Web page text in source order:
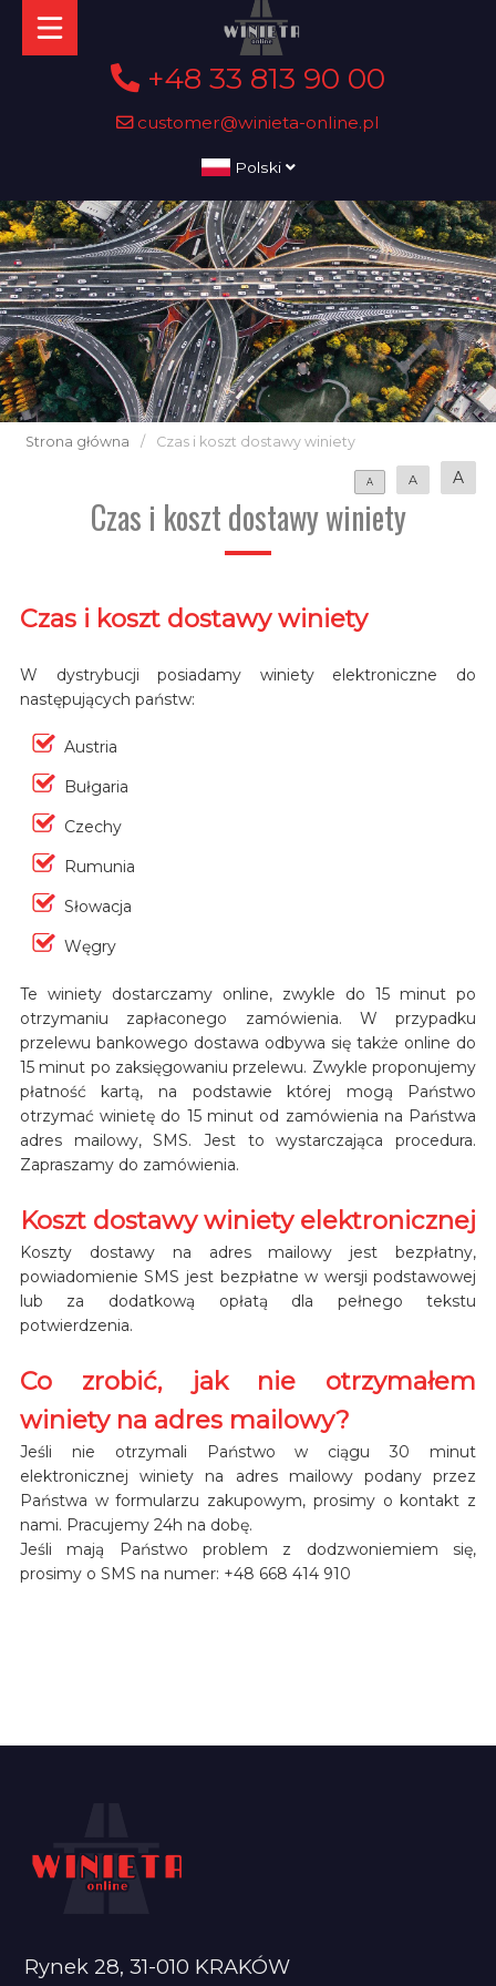
+48 33 813 90 00
customer@winieta-online.pl
Polski
Strona główna / Czas i koszt dostawy winiety
A A A
Czas i koszt dostawy winiety
Czas i koszt dostawy winiety
W dystrybucji posiadamy winiety elektroniczne do
następujących państw:
Austria
Bułgaria
Czechy
Rumunia
Słowacja
Węgry
Te winiety dostarczamy online, zwykle do 15 minut po
otrzymaniu zapłaconego zamówienia. W przypadku
przelewu bankowego dostawa odbywa się także online do
15 minut po zaksięgowaniu przelewu. Zwykle proponujemy
płatność kartą, na podstawie której mogą Państwo
otrzymać winietę do 15 minut od zamówienia na Państwa
adres mailowy, SMS. Jest to wystarczająca procedura.
Zapraszamy do zamówienia.
Koszt dostawy winiety elektronicznej
Koszty dostawy na adres mailowy jest bezpłatny,
powiadomienie SMS jest bezpłatne w wersji podstawowej
lub za dodatkową opłatą dla pełnego tekstu
potwierdzenia.
Co zrobić, jak nie otrzymałem
winiety na adres mailowy?
Jeśli nie otrzymali Państwo w ciągu 30 minut
elektronicznej winiety na adres mailowy podany przez
Państwa w formularzu zakupowym, prosimy o kontakt z
nami. Pracujemy 24h na dobę.
Jeśli mają Państwo problem z dodzwoniemiem się,
prosimy o SMS na numer: +48 668 414 910
Rynek 28, 31-010 KRAKÓW